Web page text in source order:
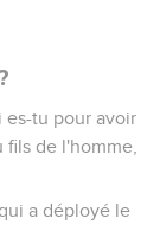
es-tu pour avoir
fils de l'homme,
a déployé le